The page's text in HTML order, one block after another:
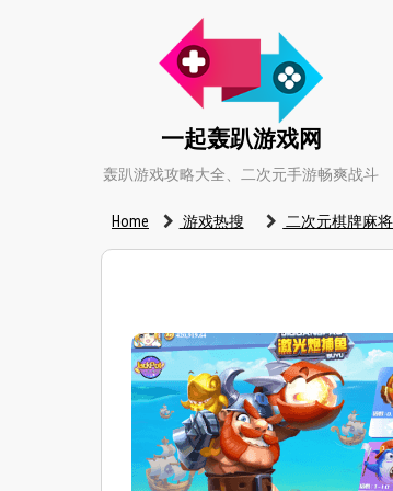
一起轰趴游戏网
轰趴游戏攻略大全、二次元手游畅爽战斗
Home 游戏热搜 二次元棋牌麻